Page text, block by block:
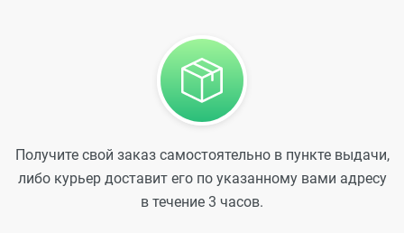
Получите свой заказ самостоятельно в пункте выдачи,
либо курьер доставит его по указанному вами адресу
в течение 3 часов.